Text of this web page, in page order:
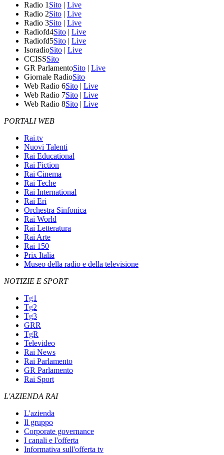
Radio 1 Sito | Live
Radio 2Sito | Live
Radio 3Sito | Live
Radiofd4Sito | Live
Radiofd5Sito | Live
IsoradioSito | Live
CCISSSito
GR ParlamentoSito | Live
Giornale RadioSito
Web Radio 6Sito | Live
Web Radio 7Sito | Live
Web Radio 8Sito | Live
PORTALI WEB
Rai.tv
Nuovi Talenti
Rai Educational
Rai Fiction
Rai Cinema
Rai Teche
Rai International
Rai Eri
Orchestra Sinfonica
Rai World
Rai Letteratura
Rai Arte
Rai 150
Prix Italia
Museo della radio e della televisione
NOTIZIE E SPORT
Tg1
Tg2
Tg3
GRR
TgR
Televideo
Rai News
Rai Parlamento
GR Parlamento
Rai Sport
L'AZIENDA RAI
L'azienda
Il gruppo
Corporate governance
I canali e l'offerta
Informativa sull'offerta tv